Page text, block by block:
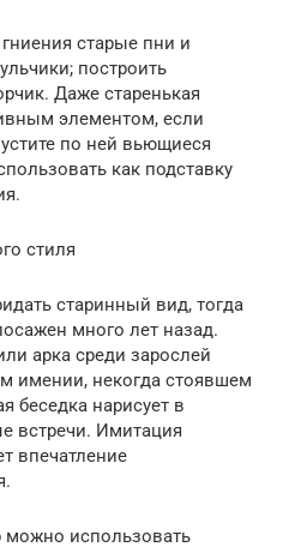
старые пни и
построить
Даже старенькая
элементом, если
по ней вьющиеся
как подставку
стиля
старинный вид, тогда
много лет назад.
арка среди зарослей
имении, некогда стоявшем
беседка нарисует в
встречи. Имитация
впечатление
можно использовать